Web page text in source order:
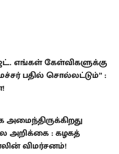
எங்கள் கேள்விகளுக்கு
பதில் சொல்லட்டும்” :
அறிக்கை : கழகத்
விமர்சனம்!